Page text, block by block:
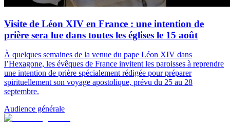
Visite de Léon XIV en France : une intention de
prière sera lue dans toutes les églises le 15 août
À quelques semaines de la venue du pape Léon XIV dans
l’Hexagone, les évêques de France invitent les paroisses à reprendre
une intention de prière spécialement rédigée pour préparer
spirituellement son voyage apostolique, prévu du 25 au 28
septembre.
Audience générale